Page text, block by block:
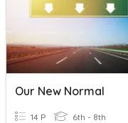
Our New Normal
14 P 6th - 8th